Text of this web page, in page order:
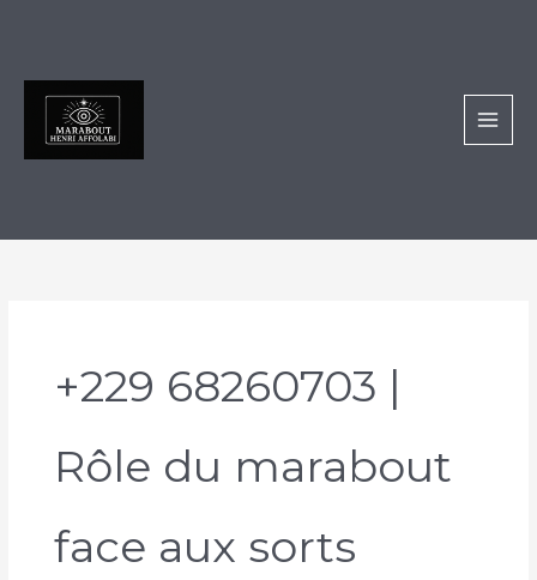
+229 68260703 |
Rôle du marabout
face aux sorts